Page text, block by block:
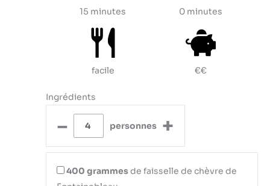
15 minutes 0 minutes
facile €€
Ingrédients
– personnes +
400 grammesde faisselle de chèvre de